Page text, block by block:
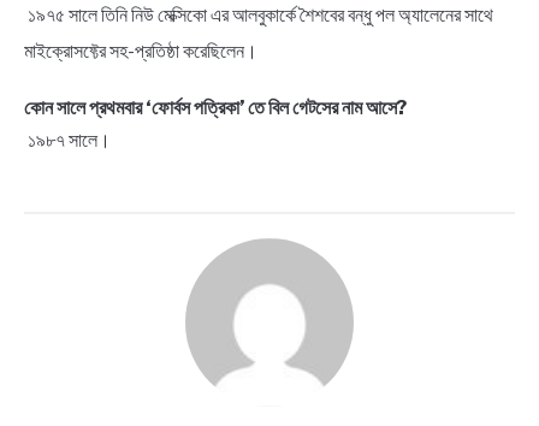
১৯৭৫ সালে তিনি নিউ মেক্সিকো এর আলবুকার্কে শৈশবের বন্ধু পল অ্যালেনের সাথে
মাইক্রোসফ্টের সহ-প্রতিষ্ঠা করেছিলেন।
কোন সালে প্রথমবার ‘ফোর্বস পত্রিকা’ তে বিল গেটসের নাম আসে?
১৯৮৭ সালে।